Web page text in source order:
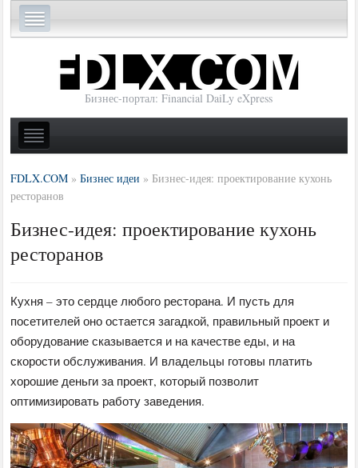
Бизнес-портал: Financial DaiLy eXpress
FDLX.COM »Бизнес идеи » Бизнес-идея: проектирование кухонь
ресторанов
Бизнес-идея: проектирование кухонь
ресторанов
Кухня – это сердце любого ресторана. И пусть для
посетителей оно остается загадкой, правильный проект и
оборудование сказывается и на качестве еды, и на
скорости обслуживания. И владельцы готовы платить
хорошие деньги за проект, который позволит
оптимизировать работу заведения.